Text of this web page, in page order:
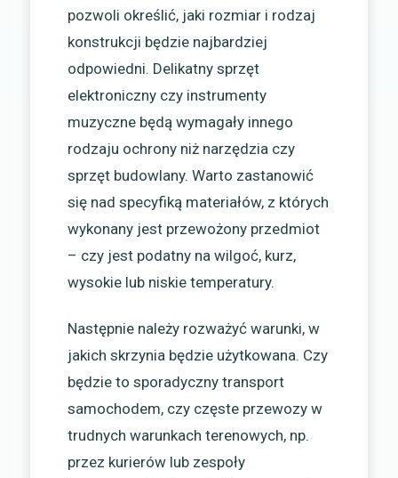
pozwoli określić, jaki rozmiar i rodzaj
konstrukcji będzie najbardziej
odpowiedni. Delikatny sprzęt
elektroniczny czy instrumenty
muzyczne będą wymagały innego
rodzaju ochrony niż narzędzia czy
sprzęt budowlany. Warto zastanowić
się nad specyfiką materiałów, z których
wykonany jest przewożony przedmiot
– czy jest podatny na wilgoć, kurz,
wysokie lub niskie temperatury.
Następnie należy rozważyć warunki, w
jakich skrzynia będzie użytkowana. Czy
będzie to sporadyczny transport
samochodem, czy częste przewozy w
trudnych warunkach terenowych, np.
przez kurierów lub zespoły